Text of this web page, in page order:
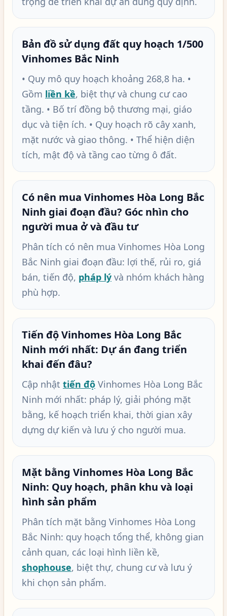
Bản đồ sử dụng đất quy hoạch 1/500
Vinhomes Bắc Ninh
• Quy mô quy hoạch khoảng 268,8 ha. •
Gồm liền kề, biệt thự và chung cư cao
tầng. • Bố trí đồng bộ thương mại, giáo
dục và tiện ích. • Quy hoạch rõ cây xanh,
mặt nước và giao thông. • Thể hiện diện
tích, mật độ và tầng cao từng ô đất.
Có nên mua Vinhomes Hòa Long Bắc
Ninh giai đoạn đầu? Góc nhìn cho
người mua ở và đầu tư
Phân tích có nên mua Vinhomes Hòa Long
Bắc Ninh giai đoạn đầu: lợi thế, rủi ro, giá
bán, tiến độ, pháp lý và nhóm khách hàng
phù hợp.
Tiến độ Vinhomes Hòa Long Bắc
Ninh mới nhất: Dự án đang triển
khai đến đâu?
Cập nhật tiến độ Vinhomes Hòa Long Bắc
Ninh mới nhất: pháp lý, giải phóng mặt
bằng, kế hoạch triển khai, thời gian xây
dựng dự kiến và lưu ý cho người mua.
Mặt bằng Vinhomes Hòa Long Bắc
Ninh: Quy hoạch, phân khu và loại
hình sản phẩm
Phân tích mặt bằng Vinhomes Hòa Long
Bắc Ninh: quy hoạch tổng thể, không gian
cảnh quan, các loại hình liền kề,
shophouse, biệt thự, chung cư và lưu ý
khi chọn sản phẩm.